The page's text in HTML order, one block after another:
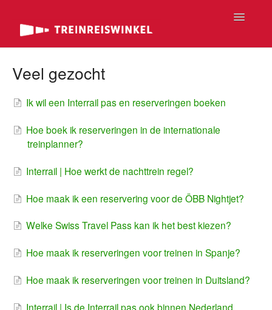
Toggle
FAQ Luxe
Contact
Veel gezocht
Ik wil een Interrail pas en reserveringen boeken
Hoe boek ik reserveringen in de internationale
treinplanner?
Interrail | Hoe werkt de nachttrein regel?
Hoe maak ik een reservering voor de ÖBB Nightjet?
Welke Swiss Travel Pass kan ik het best kiezen?
Hoe maak ik reserveringen voor treinen in Spanje?
Hoe maak ik reserveringen voor treinen in Duitsland?
Interrail | Is de Interrail pas ook binnen Nederland